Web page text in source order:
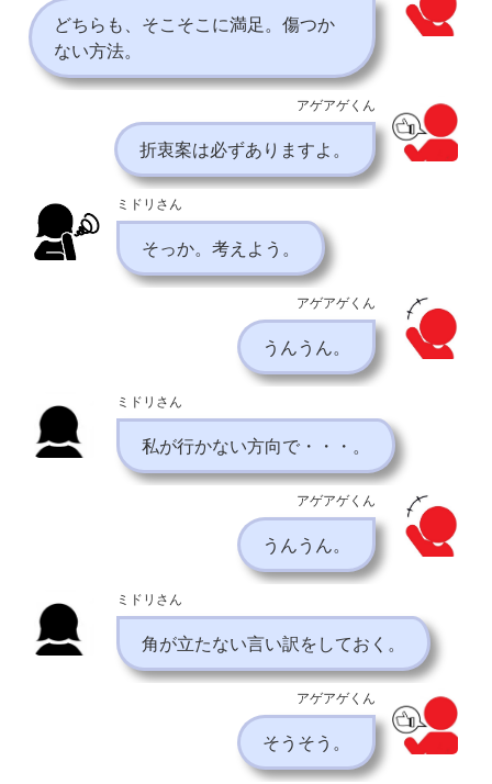
どちらも、そこそこに満足。傷つか
ない方法。
アゲアゲくん
折衷案は必ずありますよ。
ミドリさん
そっか。考えよう。
アゲアゲくん
うんうん。
ミドリさん
私が行かない方向で・・・。
アゲアゲくん
うんうん。
ミドリさん
角が立たない言い訳をしておく。
アゲアゲくん
そうそう。